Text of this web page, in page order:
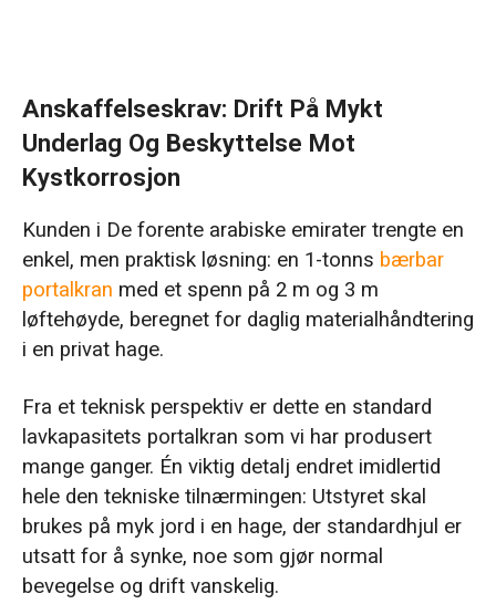
Anskaffelseskrav: Drift På Mykt
Underlag Og Beskyttelse Mot
Kystkorrosjon
Kunden i De forente arabiske emirater trengte en
enkel, men praktisk løsning: en 1-tonns bærbar
portalkran med et spenn på 2 m og 3 m
løftehøyde, beregnet for daglig materialhåndtering
i en privat hage.
Fra et teknisk perspektiv er dette en standard
lavkapasitets portalkran som vi har produsert
mange ganger. Én viktig detalj endret imidlertid
hele den tekniske tilnærmingen: Utstyret skal
brukes på myk jord i en hage, der standardhjul er
utsatt for å synke, noe som gjør normal
bevegelse og drift vanskelig.